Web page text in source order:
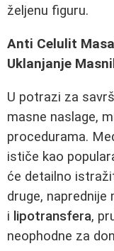
željenu figuru.
Anti Celulit
Uklanjanje
U potrazi za
masne naslage,
procedurama.
ističe kao
će detailno
druge, naprednije
i lipotransfera,
neophodne za